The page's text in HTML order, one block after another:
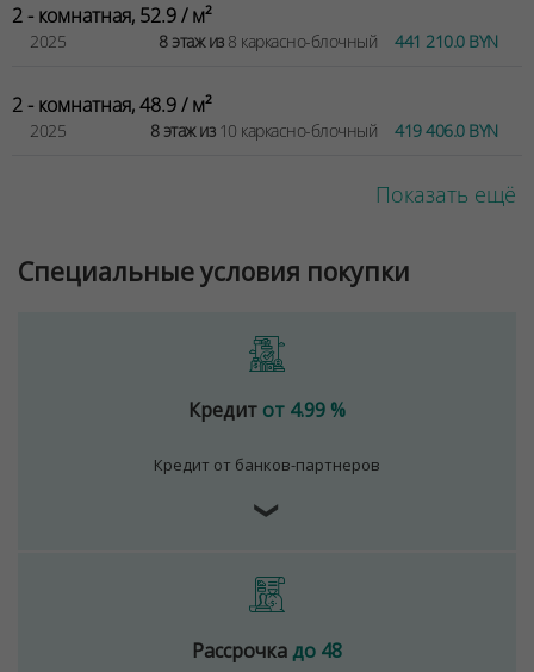
2 - комнатная, 52.9 / м²
2025 8 этаж из8 каркасно-блочный 441 210.0 BYN
2 - комнатная, 48.9 / м²
2025 8 этаж из10 каркасно-блочный 419 406.0 BYN
Показать ещё
Специальные условия покупки
Кредит от 4.99 %
Кредит от банков-партнеров
❯
Рассрочкадо 48